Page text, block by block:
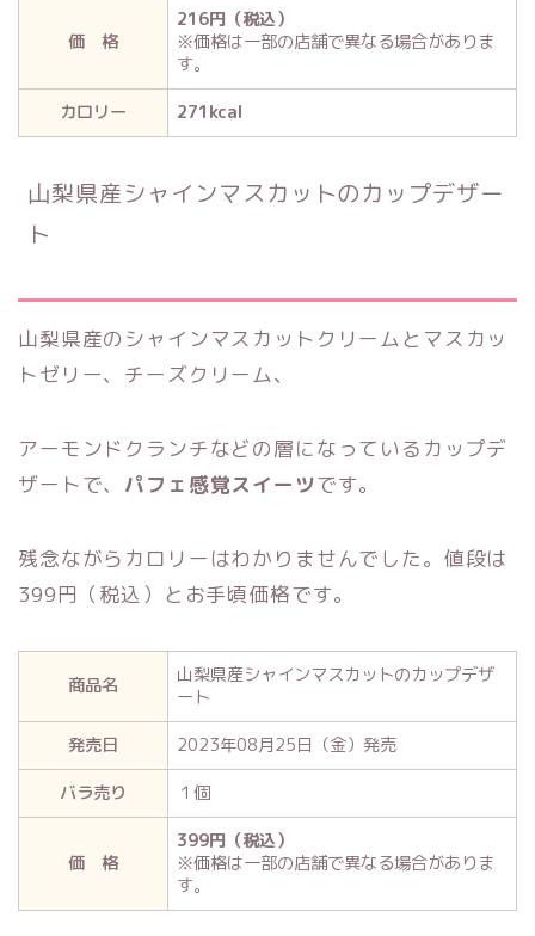
価 格
216円（税込）
※価格は一部の店舗で異なる場合がありま
す。
カロリー
271kcal
山梨県産シャインマスカットのカップデザー
ト
山梨県産のシャインマスカットクリームとマスカッ
トゼリー、チーズクリーム、
アーモンドクランチなどの層になっているカップデ
ザートで、 パフェ感覚スイーツです。
残念ながらカロリーはわかりませんでした。値段は
399円（税込）とお手頃価格です。
商品名
山梨県産シャインマスカットのカップデザ
ート
発売日
2023年08月25日（金）発売
バラ売り
１個
価 格
399円（税込）
※価格は一部の店舗で異なる場合がありま
す。